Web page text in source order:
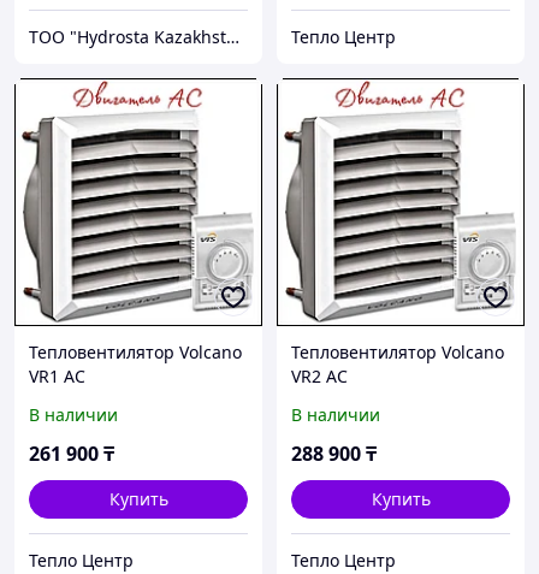
TOO "Hydrosta Kazakhstan" Тепло Центр
Тепловентилятор Volcano
VR1 AC
В наличии
261 900₸
Купить
Тепло Центр
Тепловентилятор Volcano
VR2 AC
В наличии
288 900₸
Купить
Тепло Центр